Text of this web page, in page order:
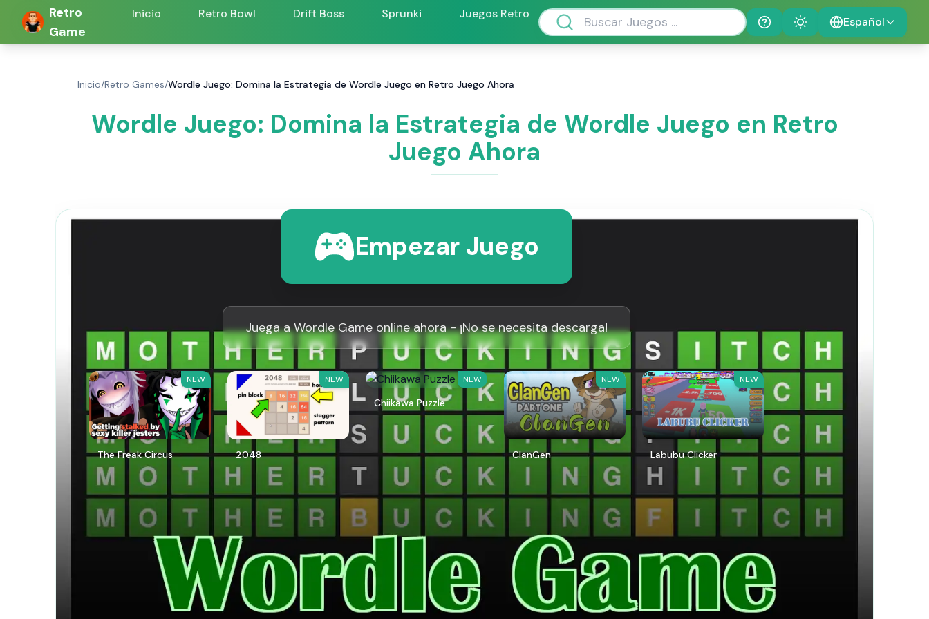
Retro
Game
Inicio Retro Bowl Drift Boss Sprunki
Juegos Retro
Help
Theme Español
Inicio/Retro Games/Wordle Juego: Domina la Estrategia de Wordle Juego en Retro Juego Ahora
Wordle Juego: Domina la Estrategia de Wordle Juego en Retro
Juego Ahora
Empezar Juego
Juega a Wordle Game online ahora - ¡No se necesita descarga!
NEW
The Freak Circus
NEW
2048
NEW
Chiikawa Puzzle
NEW
ClanGen
NEW
Labubu Clicker